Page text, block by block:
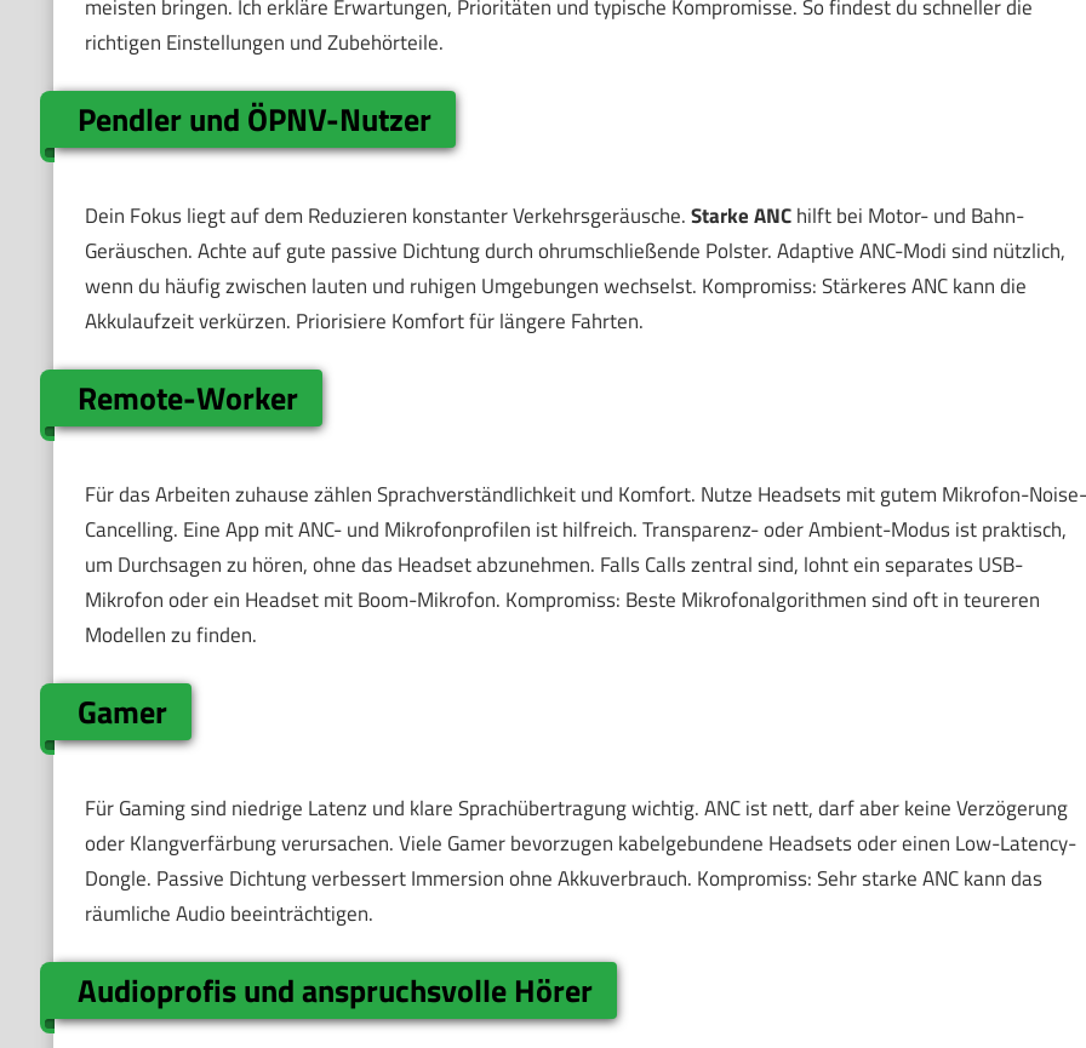
meisten bringen. Ich erkläre Erwartungen, Prioritäten und typische Kompromisse. So findest du schneller die
richtigen Einstellungen und Zubehörteile.
Pendler und ÖPNV-Nutzer
Dein Fokus liegt auf dem Reduzieren konstanter Verkehrsgeräusche.Starke ANChilft bei Motor- und Bahn-
Geräuschen. Achte auf gute passive Dichtung durch ohrumschließende Polster. Adaptive ANC-Modi sind nützlich,
wenn du häufig zwischen lauten und ruhigen Umgebungen wechselst. Kompromiss: Stärkeres ANC kann die
Akkulaufzeit verkürzen. Priorisiere Komfort für längere Fahrten.
Remote-Worker
Für das Arbeiten zuhause zählen Sprachverständlichkeit und Komfort. Nutze Headsets mit gutem Mikrofon-Noise-
Cancelling. Eine App mit ANC- und Mikrofonprofilen ist hilfreich. Transparenz- oder Ambient-Modus ist praktisch,
um Durchsagen zu hören, ohne das Headset abzunehmen. Falls Calls zentral sind, lohnt ein separates USB-
Mikrofon oder ein Headset mit Boom-Mikrofon. Kompromiss: Beste Mikrofonalgorithmen sind oft in teureren
Modellen zu finden.
Gamer
Für Gaming sind niedrige Latenz und klare Sprachübertragung wichtig. ANC ist nett, darf aber keine Verzögerung
oder Klangverfärbung verursachen. Viele Gamer bevorzugen kabelgebundene Headsets oder einen Low-Latency-
Dongle. Passive Dichtung verbessert Immersion ohne Akkuverbrauch. Kompromiss: Sehr starke ANC kann das
räumliche Audio beeinträchtigen.
Audioprofis und anspruchsvolle Hörer